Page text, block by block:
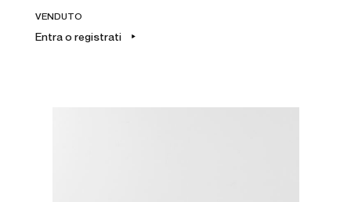
VENDUTO
Entra o registrati